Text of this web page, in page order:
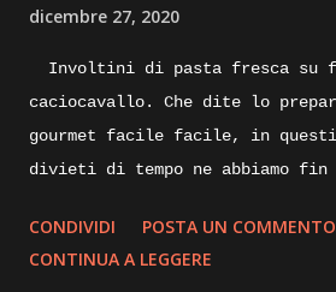
dicembre 27, 2020
Involtini di pasta fresca su
caciocavallo. Che dite lo
gourmet facile facile, in
divieti di tempo ne abbiamo fin
ne verrà fuori, quindi
ai fornelli ed iniziamo. Quando
CONDIVIDI
POSTA UN COMMENTO
CONTINUA A LEGGERE